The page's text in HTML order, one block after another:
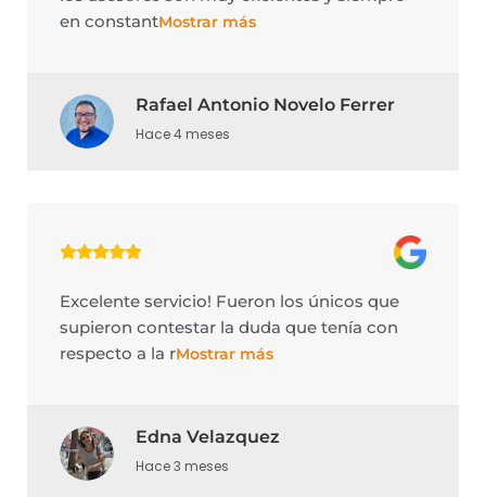
en constantMostrar más
Rafael Antonio Novelo Ferrer
Hace 4 meses
Excelente servicio! Fueron los únicos que
supieron contestar la duda que tenía con
respecto a la rMostrar más
Edna Velazquez
Hace 3 meses